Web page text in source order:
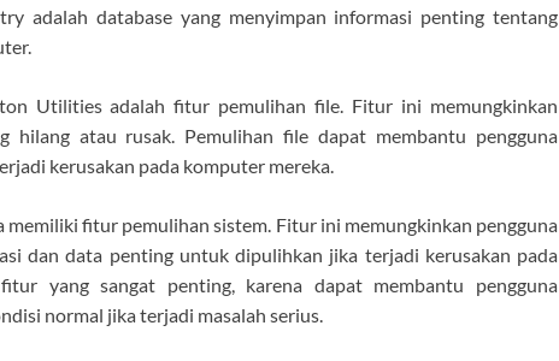
adalah database yang menyimpan informasi penting tentang
Utilities adalah fitur pemulihan file. Fitur ini memungkinkan
hilang atau rusak. Pemulihan file dapat membantu pengguna
kerusakan pada komputer mereka.
memiliki fitur pemulihan sistem. Fitur ini memungkinkan pengguna
dan data penting untuk dipulihkan jika terjadi kerusakan pada
yang sangat penting, karena dapat membantu pengguna
normal jika terjadi masalah serius.